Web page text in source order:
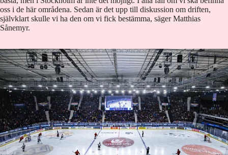
oss i de här områdena. Sedan är det upp till diskussion om driften,
självklart skulle vi ha den om vi fick bestämma, säger Matthias
Sånemyr.